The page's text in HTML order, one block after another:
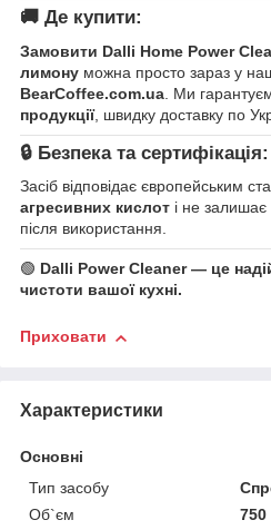
🚚 Де купити:
Замовити Dalli Home Power
лимону можна просто зараз у
BearCoffee.com.ua . Ми
продукції, швидку доставку по
🔒 Безпека та сертифікація:
Засіб відповідає європейським
агресивних кислот і не
після використання.
🟢 Dalli Power Cleaner — це
чистоти вашої кухні.
Приховати
Характеристики
Основні
Тип засобу
Об`єм
750